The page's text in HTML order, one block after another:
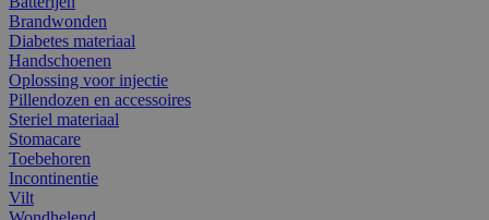
Brandwonden
Diabetes materiaal
Handschoenen
Oplossing voor injectie
Pillendozen en accessoires
Steriel materiaal
Stomacare
Toebehoren
Incontinentie
Vilt